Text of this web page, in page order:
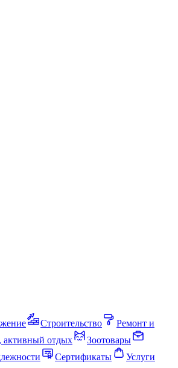
Строительство
Ремонт и
активный отдых
Зоотовары
Сертификаты
Услуги